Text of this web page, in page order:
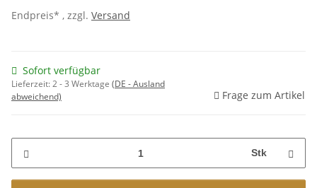
Endpreis* , zzgl. Versand
Sofort verfügbar
Lieferzeit:2 - 3 Werktage (DE - Ausland
abweichend)
Frage zum Artikel
Stk